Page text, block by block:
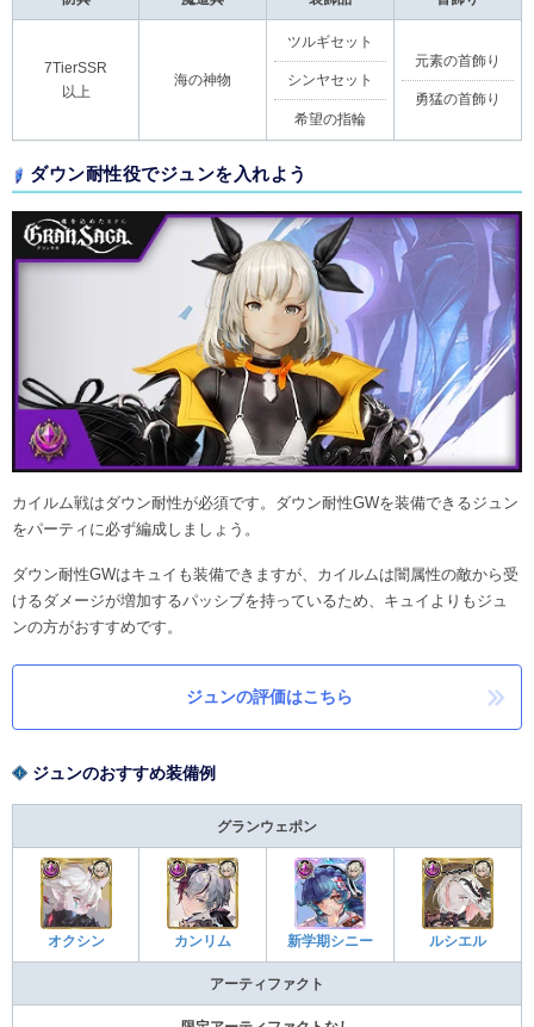
7TierSSR
以上
海の神物
ツルギセット
シンヤセット
希望の指輪
元素の首飾り
勇猛の首飾り
ダウン耐性役でジュンを入れよう
カイルム戦はダウン耐性が必須です。ダウン耐性GWを装備できるジュン
をパーティに必ず編成しましょう。
ダウン耐性GWはキュイも装備できますが、カイルムは闇属性の敵から受
けるダメージが増加するパッシブを持っているため、キュイよりもジュ
ンの方がおすすめです。
ジュンの評価はこちら
ジュンのおすすめ装備例
グランウェポン
オクシン カンリム 新学期シニー ルシエル
アーティファクト